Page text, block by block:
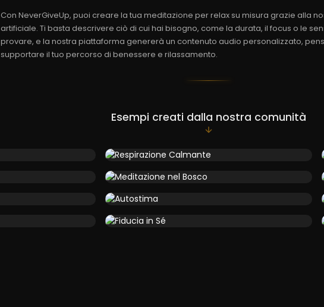
Con NeverGiveUp, puoi creare la tua meditazione per relax su misura grazie alla
artificiale. Ti basta descrivere ciò di cui hai bisogno, come la durata, il focus o le
provare, e la nostra piattaforma genererà un contenuto audio personalizzato,
supportare il tuo percorso di benessere e rilassamento.
Esempi creati dalla nostra comunità